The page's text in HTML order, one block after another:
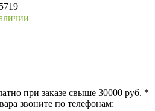
при заказе свыше 30000 руб. *
звоните по телефонам: